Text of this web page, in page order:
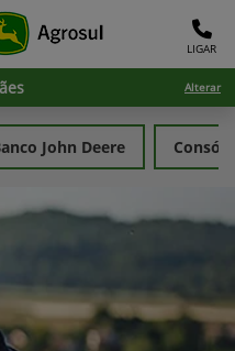
LIGAR
Alterar
John Deere